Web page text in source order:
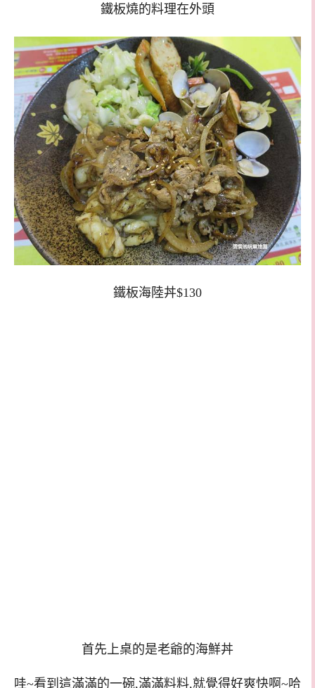
鐵板燒的料理在外頭
鐵板海陸丼$130
首先上桌的是老爺的海鮮丼
哇~看到這滿滿的一碗,滿滿料料,就覺得好爽快啊~哈